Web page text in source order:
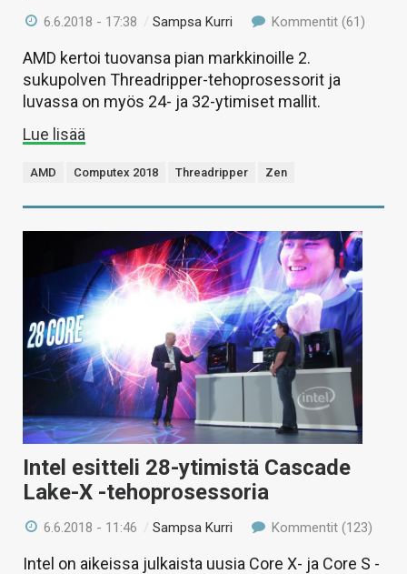
6.6.2018 - 17:38 /Sampsa Kurri Kommentit (61)
AMD kertoi tuovansa pian markkinoille 2.
sukupolven Threadripper-tehoprosessorit ja
luvassa on myös 24- ja 32-ytimiset mallit.
Lue lisää
AMD Computex 2018 Threadripper Zen
Intel esitteli 28-ytimistä Cascade
Lake-X -tehoprosessoria
6.6.2018 - 11:46 /Sampsa Kurri Kommentit (123)
Intel on aikeissa julkaista uusia Core X- ja Core S -